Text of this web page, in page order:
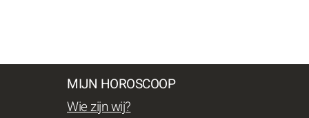
MIJN HOROSCOOP
Wie zijn wij?